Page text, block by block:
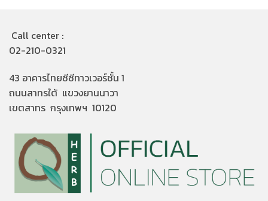
Call center :
02-210-0321
43 อาคารไทยซีซีทาวเวอร์ชั้น 1
ถนนสาทรใต้ แขวงยานนาวา
เขตสาทร กรุงเทพฯ 10120